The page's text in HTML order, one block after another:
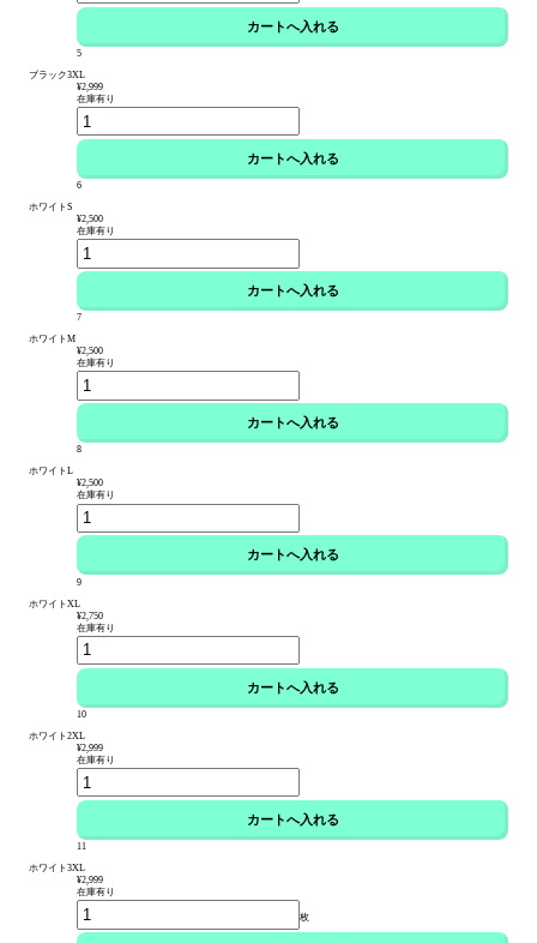
5
ブラック3XL
¥2,999
在庫有り
6
ホワイトS
¥2,500
在庫有り
7
ホワイトM
¥2,500
在庫有り
8
ホワイトL
¥2,500
在庫有り
9
ホワイトXL
¥2,750
在庫有り
10
ホワイト2XL
¥2,999
在庫有り
11
ホワイト3XL
¥2,999
在庫有り
枚